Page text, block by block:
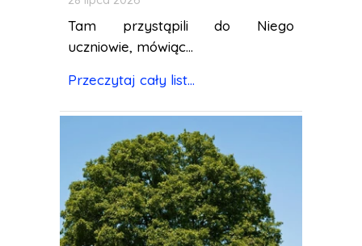
Tam przystąpili do Niego
uczniowie, mówiąc...
Przeczytaj cały list...